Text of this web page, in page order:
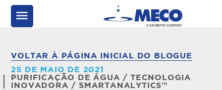
VOLTAR À PÁGINA INICIAL DO BLOGUE
25 DE MAIO DE 2021
PURIFICAÇÃO DE ÁGUA / TECNOLOGIA
INOVADORA / SMARTANALYTICS™